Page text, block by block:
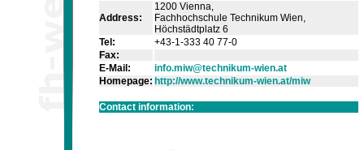
Address:
1200 Vienna,
Fachhochschule Technikum Wien,
Höchstädtplatz 6
Tel:
+43-1-333 40 77-0
Fax:
E-Mail:
info.miw@technikum-wien.at
Homepage: http://www.technikum-wien.at/miw
Contact information: